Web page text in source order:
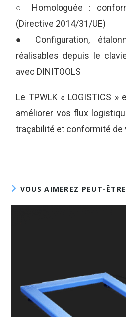
○ Homologuée :
(Directive 2014/31/UE)
● Configuration,
réalisables depuis le
avec DINITOOLS
Le TPWLK « LOGISTICS »
améliorer vos flux
traçabilité et conformité de
VOUS AIMEREZ PEUT-